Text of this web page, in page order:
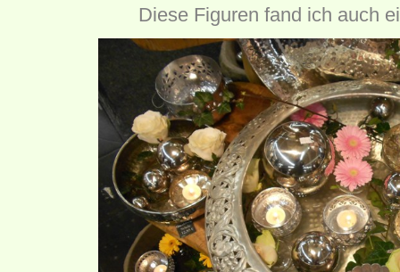
Diese Figuren fand ich auch